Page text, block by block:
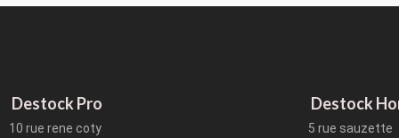
Destock Pro
10 rue rene coty
Destock
5 rue sauzette